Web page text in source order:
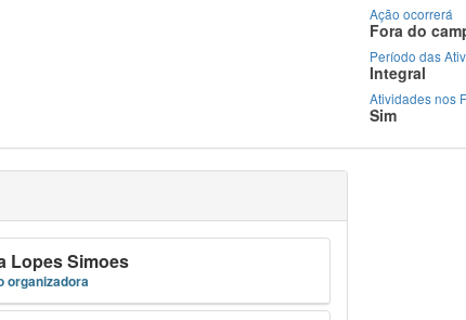
Ação ocorrerá
Fora do
Período das
Integral
Atividades nos
Sim
Lopes Simoes
organizadora